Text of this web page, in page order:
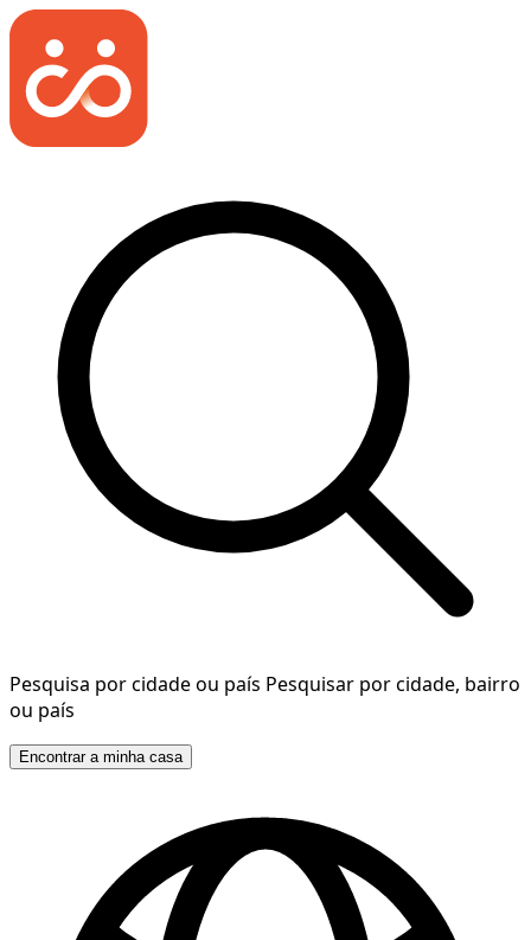
Pesquisa por cidade ou país Pesquisar por cidade, bairro
ou país
Encontrar a minha casa